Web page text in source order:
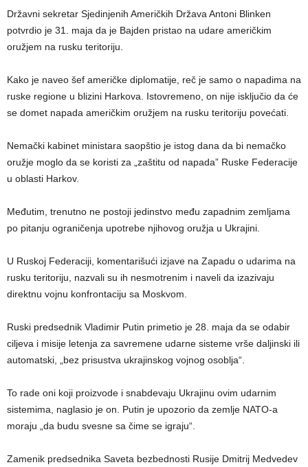
Državni sekretar Sjedinjenih Američkih Država Antoni Blinken
potvrdio je 31. maja da je Bajden pristao na udare američkim
oružjem na rusku teritoriju.
Kako je naveo šef američke diplomatije, reč je samo o napadima na
ruske regione u blizini Harkova. Istovremeno, on nije isključio da će
se domet napada američkim oružjem na rusku teritoriju povećati.
Nemački kabinet ministara saopštio je istog dana da bi nemačko
oružje moglo da se koristi za „zaštitu od napada” Ruske Federacije
u oblasti Harkov.
Međutim, trenutno ne postoji jedinstvo među zapadnim zemljama
po pitanju ograničenja upotrebe njihovog oružja u Ukrajini.
U Ruskoj Federaciji, komentarišući izjave na Zapadu o udarima na
rusku teritoriju, nazvali su ih nesmotrenim i naveli da izazivaju
direktnu vojnu konfrontaciju sa Moskvom.
Ruski predsednik Vladimir Putin primetio je 28. maja da se odabir
ciljeva i misije letenja za savremene udarne sisteme vrše daljinski ili
automatski, „bez prisustva ukrajinskog vojnog osoblja“.
To rade oni koji proizvode i snabdevaju Ukrajinu ovim udarnim
sistemima, naglasio je on. Putin je upozorio da zemlje NATO-a
moraju „da budu svesne sa čime se igraju“.
Zamenik predsednika Saveta bezbednosti Rusije Dmitrij Medvedev